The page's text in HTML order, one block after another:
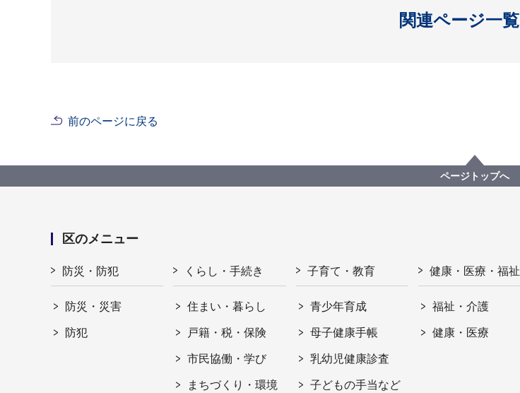
関連ページ一覧
開く
前のページに戻る
ページトップへ
区のメニュー
防災・防犯
防災・災害
防犯
くらし・手続き
住まい・暮らし
戸籍・税・保険
市民協働・学び
まちづくり・環境
子育て・教育
青少年育成
母子健康手帳
乳幼児健康診査
子どもの手当など
健康・医療・福祉
福祉・介護
健康・医療